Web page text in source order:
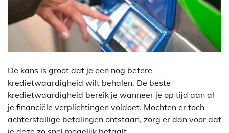
De kans is groot dat je een nog betere
kredietwaardigheid wilt behalen. De beste
kredietwaardigheid bereik je wanneer je op tijd aan al
je financiële verplichtingen voldoet. Mochten er toch
achterstallige betalingen ontstaan, zorg er dan voor dat